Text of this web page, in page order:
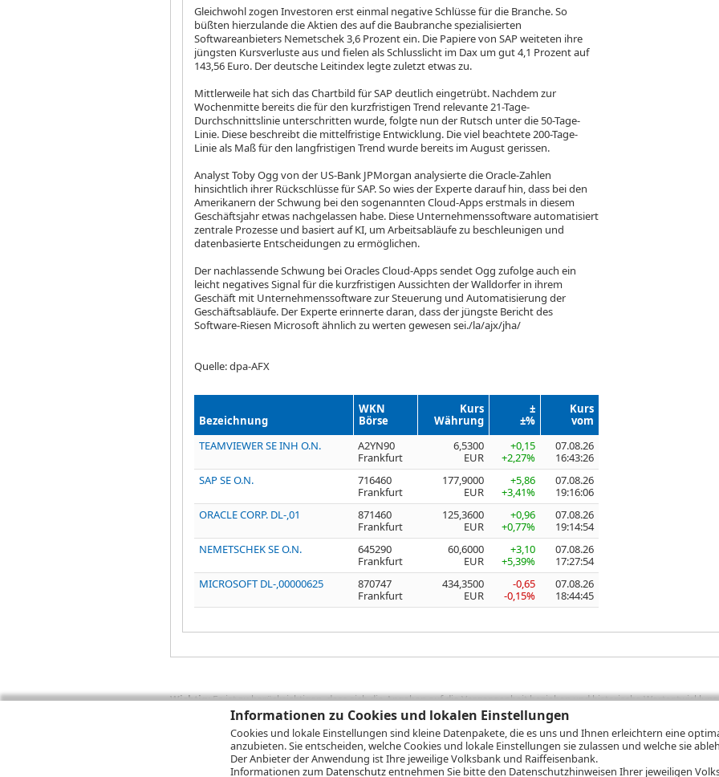
Informationen zu Cookies und lokalen Einstellungen
Cookies und lokale Einstellungen sind kleine Datenpakete, die es uns und Ihnen erleichtern eine
anzubieten. Sie entscheiden, welche Cookies und lokale Einstellungen sie zulassen und welche sie
Der Anbieter der Anwendung ist Ihre jeweilige Volksbank und Raiffeisenbank.
Informationen zum Datenschutzentnehmen Sie bitte den Datenschutzhinweisen Ihrer jeweiligen
Gleichwohl zogen Investoren erst einmal negative Schlüsse für die Branche. So
büßten hierzulande die Aktien des auf die Baubranche spezialisierten
Softwareanbieters Nemetschek3,6 Prozent ein. Die Papiere von SAPweiteten ihre
jüngsten Kursverluste aus und fielen als Schlusslicht im Dax um gut 4,1 Prozent auf
143,56 Euro. Der deutsche Leitindex legte zuletzt etwas zu.
Mittlerweile hat sich das Chartbild für SAP deutlich eingetrübt. Nachdem zur
Wochenmitte bereits die für den kurzfristigen Trend relevante 21-Tage-
Durchschnittslinie unterschritten wurde, folgte nun der Rutsch unter die 50-Tage-
Linie. Diese beschreibt die mittelfristige Entwicklung. Die viel beachtete 200-Tage-
Linie als Maß für den langfristigen Trend wurde bereits im August gerissen.
Analyst Toby Ogg von der US-Bank JPMorgan analysierte die Oracle-Zahlen
hinsichtlich ihrer Rückschlüsse für SAP. So wies der Experte darauf hin, dass bei den
Amerikanern der Schwung bei den sogenannten Cloud-Apps erstmals in diesem
Geschäftsjahr etwas nachgelassen habe. Diese Unternehmenssoftware automatisiert
zentrale Prozesse und basiert auf KI, um Arbeitsabläufe zu beschleunigen und
datenbasierte Entscheidungen zu ermöglichen.
Der nachlassende Schwung bei Oracles Cloud-Apps sendet Ogg zufolge auch ein
leicht negatives Signal für die kurzfristigen Aussichten der Walldorfer in ihrem
Geschäft mit Unternehmenssoftware zur Steuerung und Automatisierung der
Geschäftsabläufe. Der Experte erinnerte daran, dass der jüngste Bericht des
Software-Riesen Microsoftähnlich zu werten gewesen sei./la/ajx/jha/
Quelle: dpa-AFX
Bezeichnung
WKN
Börse
Kurs
Währung
±
±%
Kurs
vom
TEAMVIEWER SE INH O.N.
A2YN90
Frankfurt
6,5300
EUR
+0,15
+2,27%
07.08.26
16:43:26
SAP SE O.N.
716460
Frankfurt
177,9000
EUR
+5,86
+3,41%
07.08.26
19:16:06
ORACLE CORP. DL-,01
871460
Frankfurt
125,3600
EUR
+0,96
+0,77%
07.08.26
19:14:54
NEMETSCHEK SE O.N.
645290
Frankfurt
60,6000
EUR
+3,10
+5,39%
07.08.26
17:27:54
MICROSOFT DL-,00000625
870747
Frankfurt
434,3500
EUR
-0,65
-0,15%
07.08.26
18:44:45
Wichtig:Es ist zu berücksichtigen, dass sich die Angaben auf die Vergangenheit beziehen und historische
zukünftige Ergebnisse darstellen. Bei Performanceangaben handelt es sich stets um Bruttowertangaben. Bei
Provisionen, Gebühren und andere Entgelte), die beim Erwerb von Wertpapieren in der Regel anfallen, nicht berücksichtigt.
Depotgebühren hinzu. Mit dem Wertentwicklungsrechner können Sie auf den einzelnen Wertpapierseiten Ihre individuell
Performance, die sich unter Berücksichtigung sämtlicher Transaktionskosten und etwaigen Depotgebühren ergibt,
kann die Rendite zudem infolge von Währungsschwankungen steigen oder fallen.